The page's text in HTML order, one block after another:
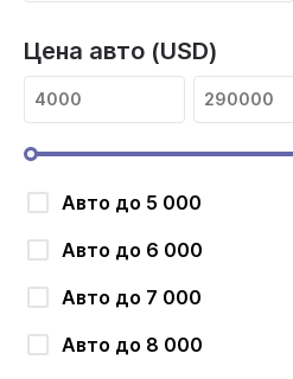
Цена авто (USD)
Авто до 5 000
Авто до 6 000
Авто до 7 000
Авто до 8 000